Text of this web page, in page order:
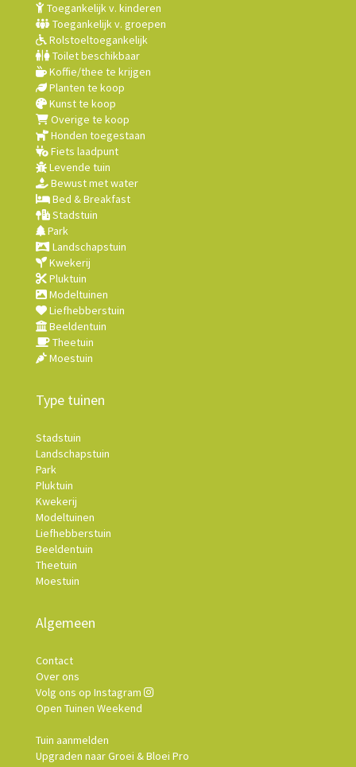
Toegankelijk v. kinderen
Toegankelijk v. groepen
Rolstoeltoegankelijk
Toilet beschikbaar
Koffie/thee te krijgen
Planten te koop
Kunst te koop
Overige te koop
Honden toegestaan
Fiets laadpunt
Levende tuin
Bewust met water
Bed & Breakfast
Stadstuin
Park
Landschapstuin
Kwekerij
Pluktuin
Modeltuinen
Liefhebberstuin
Beeldentuin
Theetuin
Moestuin
Type tuinen
Stadstuin
Landschapstuin
Park
Pluktuin
Kwekerij
Modeltuinen
Liefhebberstuin
Beeldentuin
Theetuin
Moestuin
Algemeen
Contact
Over ons
Volg ons op Instagram
Open Tuinen Weekend
Tuin aanmelden
Upgraden naar Groei & Bloei Pro